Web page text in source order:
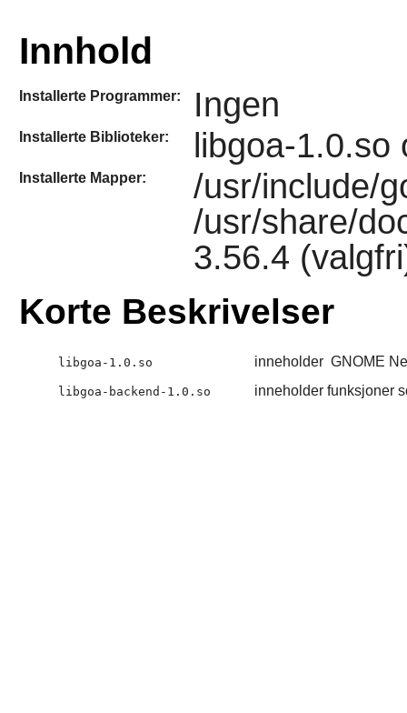
Innhold
Installerte Programmer: Ingen
Installerte Biblioteker: libgoa-
Installerte Mapper:
/usr/include/
/usr/share/
3.56.4
Korte Beskrivelser
libgoa-1.0.so inneholder GNOME
libgoa-backend-1.0.so inneholder funksjoner